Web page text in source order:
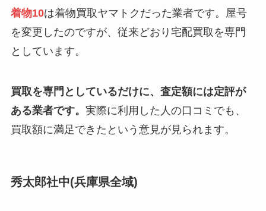
着物10は着物買取ヤマトクだった業者です。屋号
を変更したのですが、従来どおり宅配買取を専門
としています。
買取を専門としているだけに、査定額には定評が
ある業者です。 実際に利用した人の口コミでも、
買取額に満足できたという意見が見られます。
秀太郎社中(兵庫県全域)